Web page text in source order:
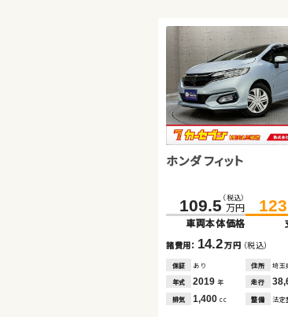
ホンダ フィット
109.5 （税込）
万円
車両本体価格
諸費用： 14.2万円 （税込）
保証 あり 住所
埼玉
年式
2019年 走行
排気
1,400cc 整備 法定
スズキ アルト ＨＢ
81.6（税込）
万円
車両本体価格
諸費用：8.2 万円 （税込）
保証 あり 住所 青森
日産 エクストレイル
65.0（税込）
万円
車両本体価格
諸費用：14.8 （税込）
保証 なし 住所 岡山